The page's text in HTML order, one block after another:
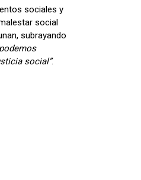
sociales y
social
subrayando
social”.